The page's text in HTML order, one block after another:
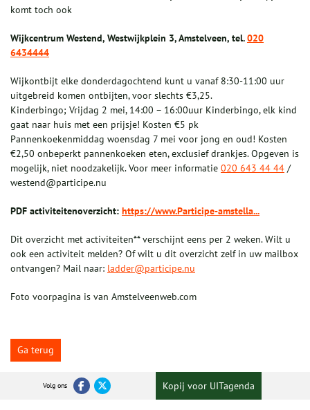
komt toch ook
Wijkcentrum Westend, Westwijkplein 3, Amstelveen, tel.020
6434444
Wijkontbijt elke donderdagochtend kunt u vanaf 8:30-11:00 uur
uitgebreid komen ontbijten, voor slechts €3,25.
Kinderbingo; Vrijdag 2 mei, 14:00 – 16:00uur Kinderbingo, elk kind
gaat naar huis met een prijsje! Kosten €5 pk
Pannenkoekenmiddag woensdag 7 mei voor jong en oud! Kosten
€2,50 onbeperkt pannenkoeken eten, exclusief drankjes. Opgeven is
mogelijk, niet noodzakelijk. Voor meer informatie 020 643 44 44 /
westend@participe.nu
PDF activiteitenoverzicht: https://www.Participe-amstella...
Dit overzicht met activiteiten** verschijnt eens per 2 weken. Wilt u
ook een activiteit melden? Of wilt u dit overzicht zelf in uw mailbox
ontvangen? Mail naar: ladder@participe.nu
Foto voorpagina is van Amstelveenweb.com
Ga terug
Volg ons Kopij voor UITagenda